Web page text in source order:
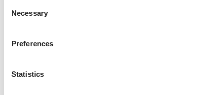
Selection
Necessary
Preferences
Statistics